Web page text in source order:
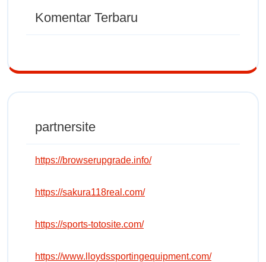
Komentar Terbaru
partnersite
https://browserupgrade.info/
https://sakura118real.com/
https://sports-totosite.com/
https://www.lloydssportingequipment.com/